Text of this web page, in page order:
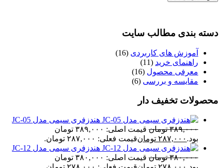
دسته بندی مطالب سایت
آموزش های کاربردی (16)
راهنمای خرید (11)
معرفی محصول (16)
مقایسه و بررسی (6)
محصولات تخفیف دار
هندزفری سیمی مدل JC-05
۳۸۹,۰۰۰ تومان
قیمت اصلی: ۳۸۹,۰۰۰ تومان
بود. ۲۸۷,۰۰۰ تومانقیمت فعلی: ۲۸۷,۰۰۰ تومان.
هندزفری سیمی مدل JC-12
۳۸۰,۰۰۰ تومان
قیمت اصلی: ۳۸۰,۰۰۰ تومان